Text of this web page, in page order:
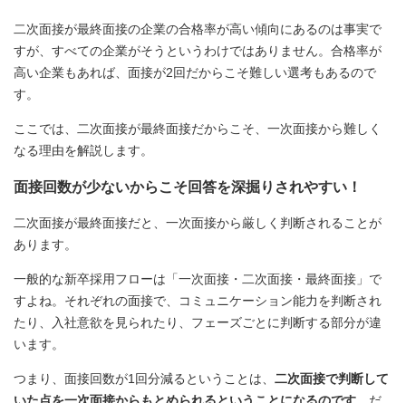
二次面接が最終面接の企業の合格率が高い傾向にあるのは事実で
すが、すべての企業がそうというわけではありません。合格率が
高い企業もあれば、面接が2回だからこそ難しい選考もあるので
す。
ここでは、二次面接が最終面接だからこそ、一次面接から難しく
なる理由を解説します。
面接回数が少ないからこそ回答を深掘りされやすい！
二次面接が最終面接だと、一次面接から厳しく判断されることが
あります。
一般的な新卒採用フローは「一次面接・二次面接・最終面接」で
すよね。それぞれの面接で、コミュニケーション能力を判断され
たり、入社意欲を見られたり、フェーズごとに判断する部分が違
います。
つまり、面接回数が1回分減るということは、 二次面接で判断して